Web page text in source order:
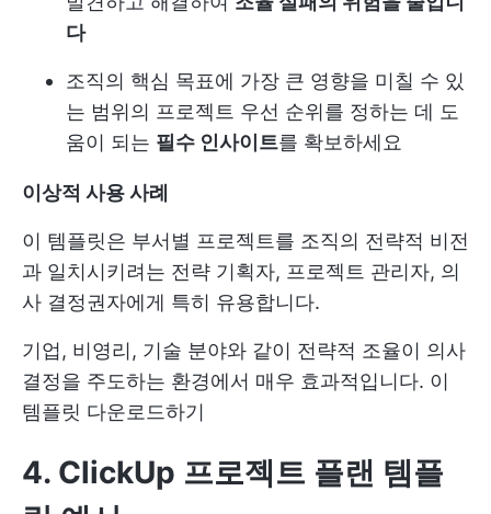
다
조직의 핵심 목표에 가장 큰 영향을 미칠 수 있
는 범위의 프로젝트 우선 순위를 정하는 데 도
움이 되는 필수 인사이트를 확보하세요
이상적 사용 사례
이 템플릿은 부서별 프로젝트를 조직의 전략적 비전
과 일치시키려는 전략 기획자, 프로젝트 관리자, 의
사 결정권자에게 특히 유용합니다.
기업, 비영리, 기술 분야와 같이 전략적 조율이 의사
결정을 주도하는 환경에서 매우 효과적입니다. 이
템플릿 다운로드하기
4. ClickUp 프로젝트 플랜 템플